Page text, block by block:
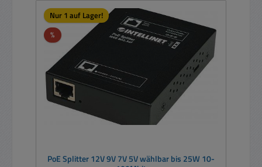
Nur 1 auf Lager!
%Rabatt
PoE Splitter 12V 9V 7V 5V wählbar bis 25W 10-